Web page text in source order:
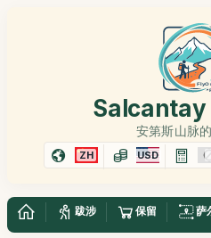
安第斯山脉
ZH USD
跋涉 保留 萨